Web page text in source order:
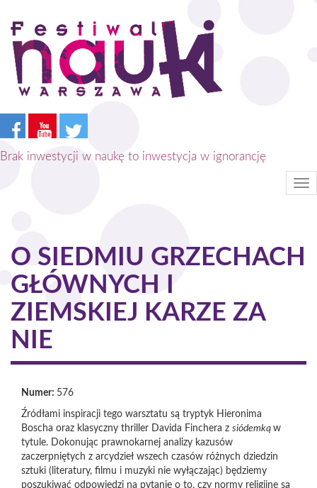
Przejdź
treści
Brak inwestycji w naukę to inwestycja w ignorancję
O SIEDMIU GRZECHACH
GŁÓWNYCH I
ZIEMSKIEJ KARZE ZA
NIE
Numer: 576
Źródłami inspiracji tego warsztatu są tryptyk Hieronima
Boscha oraz klasyczny thriller Davida Finchera z siódemką w
tytule. Dokonując prawnokarnej analizy kazusów
zaczerpniętych z arcydzieł wszech czasów różnych dziedzin
sztuki (literatury, filmu i muzyki nie wyłączając) będziemy
poszukiwać odpowiedzi na pytanie o to, czy normy religijne są